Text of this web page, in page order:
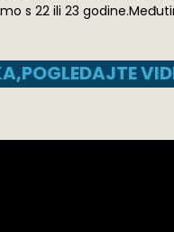
s 22 ili 23